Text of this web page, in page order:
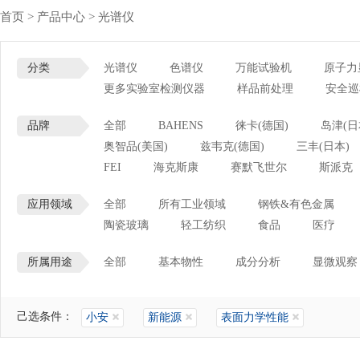
首页 > 产品中心 > 光谱仪
分类 光谱仪 色谱仪 万能试验机
原子
更多实验室检测仪器
样品前处理 安全
品牌 全部 BAHENS 徕卡(德国)
岛津(
奥智品(美国)
兹韦克(德国)
三丰(日本)
FEI
海克斯康 赛默飞世尔 斯派克
应用领域 全部 所有工业领域
钢铁&有色金属
陶瓷玻璃
轻工纺织 食品 医疗
所属用途 全部 基本物性 成分分析 显微观察
己选条件： 小安 新能源 表面力学性能